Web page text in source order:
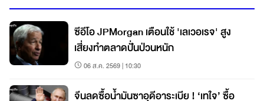
ซีอีโอ JPMorgan เตือนใช้ 'เลเวอเรจ' สูง
เสี่ยงทำตลาดปั่นป่วนหนัก
06 ส.ค. 2569 | 10:30
จีนลดซื้อน้ำมันซาอุดีอาระเบีย ! ‘เทใจ’ ซื้อ